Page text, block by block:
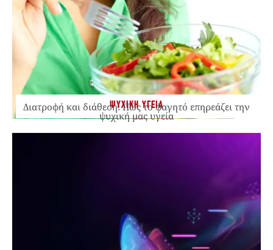
ΨΥΧΙΚΗ ΥΓΕΙΑ
Διατροφή και διάθεση: Πώς το φαγητό επηρεάζει την
ψυχική μας υγεία